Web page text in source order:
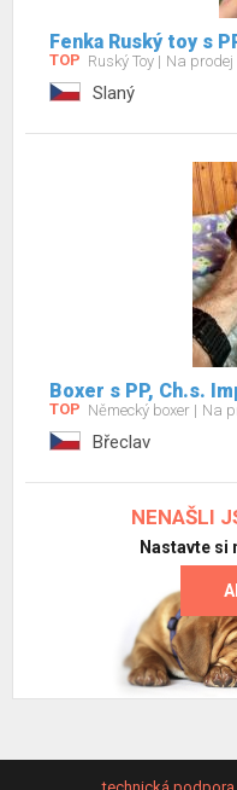
Fenka Ruský toy s
TOP Ruský Toy Na prodej
Slaný
Boxer s PP, Ch.s.
TOP Německý boxer Na
Břeclav
NENAŠLI
Nastavte si